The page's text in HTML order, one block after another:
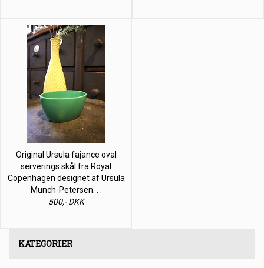
Original Ursula fajance oval
serverings skål fra Royal
Copenhagen designet af Ursula
Munch-Petersen. . .
500,- DKK
KATEGORIER